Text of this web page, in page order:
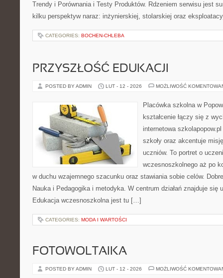
Trendy i Porównania i Testy Produktów. Rdzeniem serwisu jest
kilku perspektyw naraz: inżynierskiej, stolarskiej oraz
CATEGORIES: BOCHEN-CHLEBA
PRZYSZŁOŚĆ EDUKACJI
POSTED BY ADMIN LUT - 12 - 2026 MOŻLIWOŚĆ
Placówka szkolna w
kształcenie łączy się z
internetowa
szkoły oraz akcentuje
uczniów. To portret o
wczesnoszkolnego aż po
w duchu wzajemnego szacunku oraz stawiania sobie celów.
Nauka i Pedagogika i metodyka. W centrum działań znajduje się
Edukacja wczesnoszkolna jest tu […]
CATEGORIES: MODA I WARTOŚCI
FOTOWOLTAIKA
POSTED BY ADMIN LUT - 12 - 2026 MOŻLIWOŚĆ